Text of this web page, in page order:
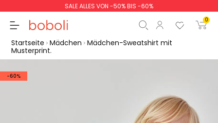
SALE ALLES VON -50% BIS -60%
0
0,00 €
Startseite Mädchen Mädchen-Sweatshirt mit
Musterprint.
-60%